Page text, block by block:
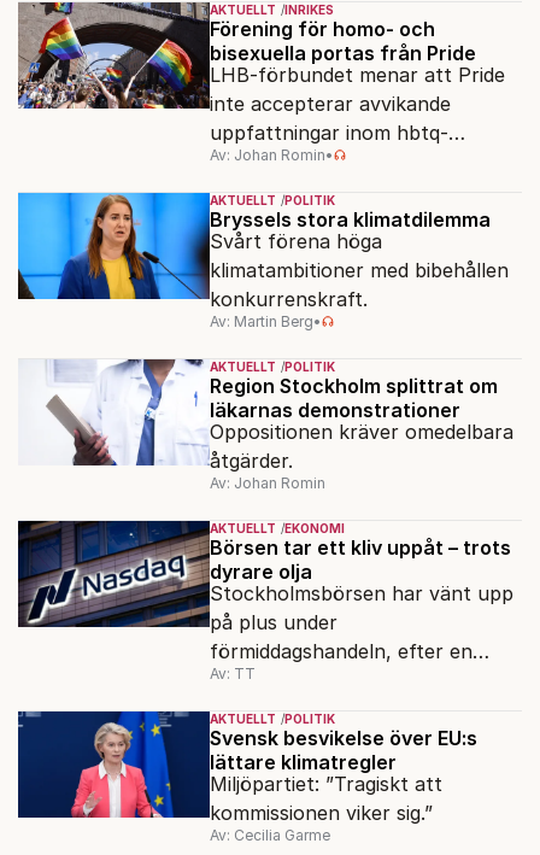
AKTUELLT INRIKES
Förening för homo- och
bisexuella portas från Pride
LHB-förbundet menar att Pride
inte accepterar avvikande
uppfattningar inom hbtq-
rörelsen. "Vi har inga problem
med transpersoner", säger
ordföranden Linn Saarinen.
Av: Johan Romin•
AKTUELLT POLITIK
Bryssels stora klimatdilemma
Svårt förena höga
klimatambitioner med bibehållen
konkurrenskraft.
Av: Martin Berg•
AKTUELLT POLITIK
Region Stockholm splittrat om
läkarnas demonstrationer
Oppositionen kräver omedelbara
åtgärder.
Av: Johan Romin
AKTUELLT EKONOMI
Börsen tar ett kliv uppåt – trots
dyrare olja
Stockholmsbörsen har vänt upp
på plus under
förmiddagshandeln, efter en
inledning nedåt – trots ett högre
oljepris och AI-oro.
Av: TT
AKTUELLT POLITIK
Svensk besvikelse över EU:s
lättare klimatregler
Miljöpartiet: ”Tragiskt att
kommissionen viker sig.”
Av: Cecilia Garme